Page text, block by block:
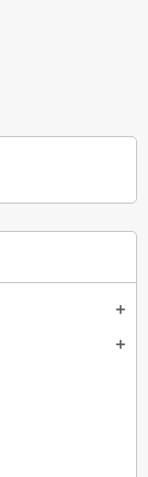
add
add